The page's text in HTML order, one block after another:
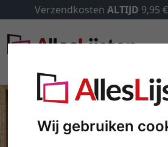
Wij gebruiken
Verzendkosten ALTIJD 9,95 €